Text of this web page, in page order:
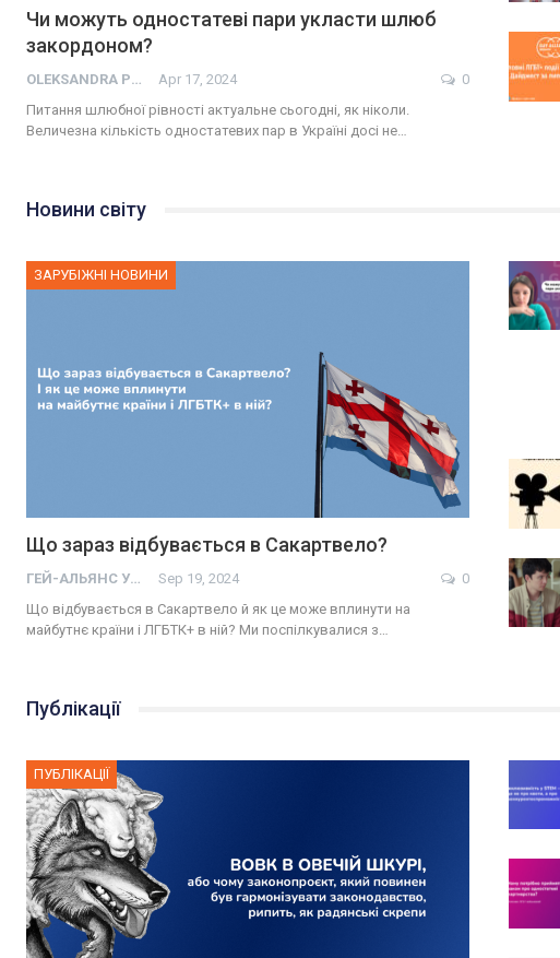
Чи можуть одностатеві пари укласти шлюб
закордоном?
OLEKSANDRA PRESS Apr 17, 2024
0
Питання шлюбної рівності актуальне сьогодні, як ніколи.
Величезна кількість одностатевих пар в Україні досі не…
Новини світу
ЗАРУБІЖНІ НОВИНИ
Що зараз відбувається в Сакартвело?
ГЕЙ-АЛЬЯНС УКРАИНА Sep 19, 2024
0
Що відбувається в Сакартвело й як це може вплинути на
майбутнє країни і ЛГБТК+ в ній? Ми поспілкувалися з…
Публікації
ПУБЛІКАЦІЇ